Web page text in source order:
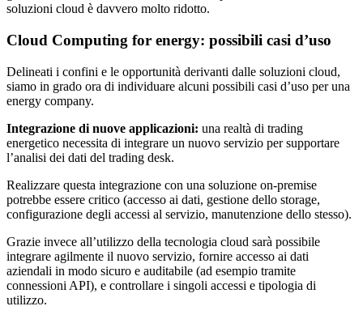
soluzioni cloud è davvero molto ridotto.
Cloud Computing for energy: possibili casi d’uso
Delineati i confini e le opportunità derivanti dalle soluzioni cloud,
siamo in grado ora di individuare alcuni possibili casi d’uso per una
energy company.
Integrazione di nuove applicazioni: una realtà di trading
energetico necessita di integrare un nuovo servizio per supportare
l’analisi dei dati del trading desk.
Realizzare questa integrazione con una soluzione on-premise
potrebbe essere critico (accesso ai dati, gestione dello storage,
configurazione degli accessi al servizio, manutenzione dello stesso).
Grazie invece all’utilizzo della tecnologia cloud sarà possibile
integrare agilmente il nuovo servizio, fornire accesso ai dati
aziendali in modo sicuro e auditabile (ad esempio tramite
connessioni API), e controllare i singoli accessi e tipologia di
utilizzo.